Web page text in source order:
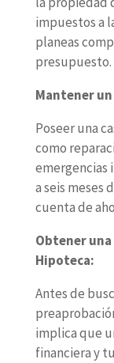
impuestos a
planeas
presupuesto.
Mantener
Poseer una
como
emergencias
a seis meses
cuenta de
Obtener
Hipoteca:
Antes de
implica que
financiera y